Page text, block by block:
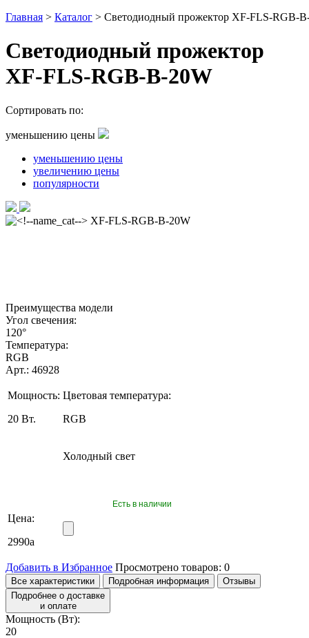
Главная > Каталог > Светодиодный прожектор XF-FLS-RGB-
Светодиодный прожектор
XF-FLS-RGB-В-20W
Сортировать по:
уменьшению цены
уменьшению цены
увеличению цены
популярности
Преимущества модели
Угол свечения:
120°
Температура:
RGB
Арт.: 46928
Мощность:
20 Вт.
Цветовая температура:
RGB
Холодный свет
Цена:
2990a
Есть в наличии
Добавить в Избранное Просмотрено товаров: 0
Все характеристики Подробная информация
Отзывы
Подробнее о доставке
и оплате
Мощность (Вт):
20